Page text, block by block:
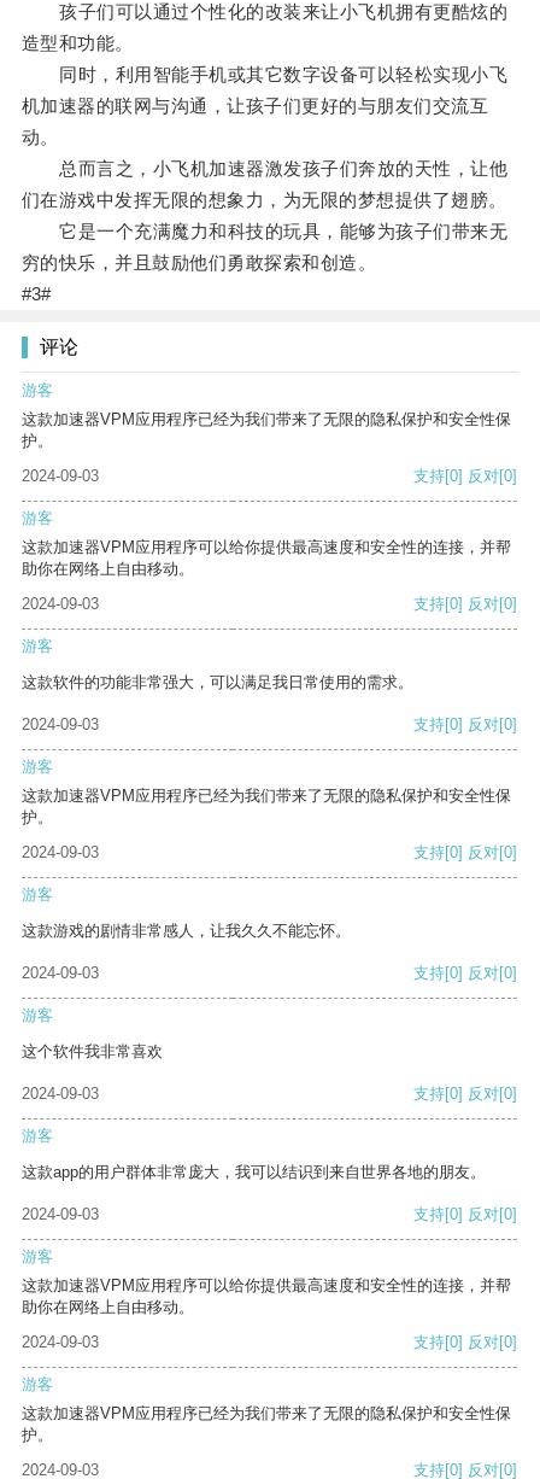
孩子们可以通过个性化的改装来让小飞机拥有更酷炫的
造型和功能。
同时，利用智能手机或其它数字设备可以轻松实现小飞
机加速器的联网与沟通，让孩子们更好的与朋友们交流互
动。
总而言之，小飞机加速器激发孩子们奔放的天性，让他
们在游戏中发挥无限的想象力，为无限的梦想提供了翅膀。
它是一个充满魔力和科技的玩具，能够为孩子们带来无
穷的快乐，并且鼓励他们勇敢探索和创造。
#3#
评论
游客
这款加速器VPM应用程序已经为我们带来了无限的隐私保护和安全性保
护。
2024-09-03
支持[0] 反对[0]
游客
这款加速器VPM应用程序可以给你提供最高速度和安全性的连接，并帮
助你在网络上自由移动。
2024-09-03
支持[0] 反对[0]
游客
这款软件的功能非常强大，可以满足我日常使用的需求。
2024-09-03 支持[0] 反对[0]
游客
这款加速器VPM应用程序已经为我们带来了无限的隐私保护和安全性保
护。
2024-09-03
支持[0] 反对[0]
游客
这款游戏的剧情非常感人，让我久久不能忘怀。
2024-09-03 支持[0] 反对[0]
游客
这个软件我非常喜欢
2024-09-03 支持[0] 反对[0]
游客
这款app的用户群体非常庞大，我可以结识到来自世界各地的朋友。
2024-09-03 支持[0] 反对[0]
游客
这款加速器VPM应用程序可以给你提供最高速度和安全性的连接，并帮
助你在网络上自由移动。
2024-09-03
支持[0] 反对[0]
游客
这款加速器VPM应用程序已经为我们带来了无限的隐私保护和安全性保
护。
2024-09-03
支持[0] 反对[0]